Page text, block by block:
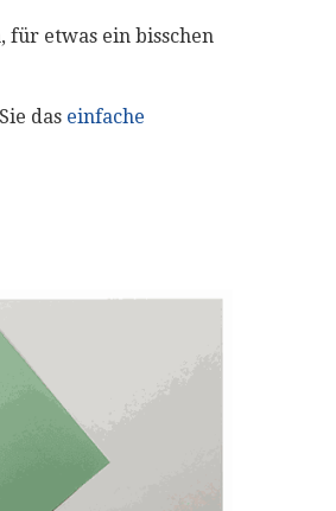
für etwas ein bisschen
das einfache